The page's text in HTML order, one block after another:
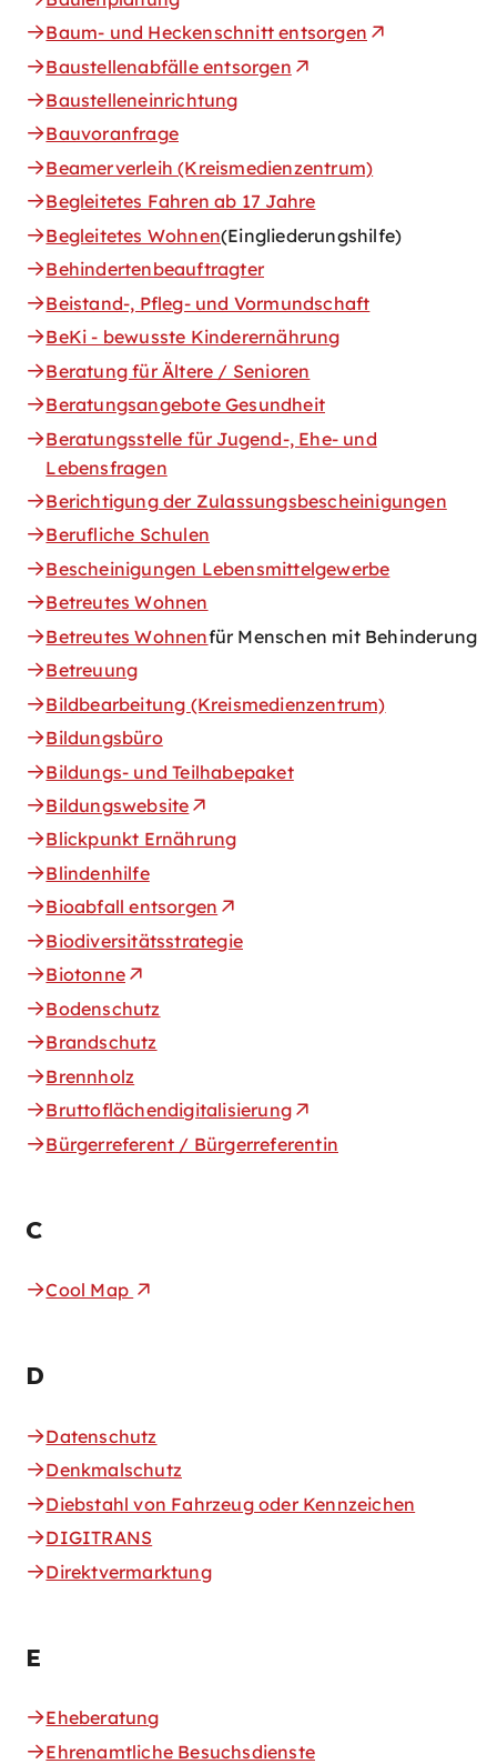
Baum- und Heckenschnitt entsorgen
Baustellenabfälle entsorgen
Baustelleneinrichtung
Bauvoranfrage
Beamerverleih (Kreismedienzentrum)
Begleitetes Fahren ab 17 Jahre
Begleitetes Wohnen(Eingliederungshilfe)
Behindertenbeauftragter
Beistand-, Pfleg- und Vormundschaft
BeKi - bewusste Kinderernährung
Beratung für Ältere / Senioren
Beratungsangebote Gesundheit
Beratungsstelle für Jugend-, Ehe- und
Lebensfragen
Berichtigung der Zulassungsbescheinigungen
Berufliche Schulen
Bescheinigungen Lebensmittelgewerbe
Betreutes Wohnen
Betreutes Wohnenfür Menschen mit Behinderung
Betreuung
Bildbearbeitung (Kreismedienzentrum)
Bildungsbüro
Bildungs- und Teilhabepaket
Bildungswebsite
Blickpunkt Ernährung
Blindenhilfe
Bioabfall entsorgen
Biodiversitätsstrategie
Biotonne
Bodenschutz
Brandschutz
Brennholz
Bruttoflächendigitalisierung
Bürgerreferent / Bürgerreferentin
C
Cool Map
D
Datenschutz
Denkmalschutz
Diebstahl von Fahrzeug oder Kennzeichen
DIGITRANS
Direktvermarktung
E
Eheberatung
Ehrenamtliche Besuchsdienste